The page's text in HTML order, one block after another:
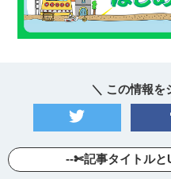
＼ この情報を
--✄記事タイトル